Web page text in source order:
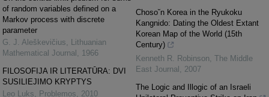
of random variables defined on a
Markov process with discrete
parameter
G. J. Aleškevičius
Lithuanian
Mathematical Journal
1966
FILOSOFIJA IR LITERATŪRA: DVI
SUSILIEJIMO KRYPTYS
Leo Luks
Problemos
2010
Choso˘n Korea in the Ryukoku
Kangnido: Dating the Oldest Extant
Korean Map of the World (15th
Century)
Kenneth R. Robinson The Middle
East Journal
2007
The Logic and Illogic of an Israeli